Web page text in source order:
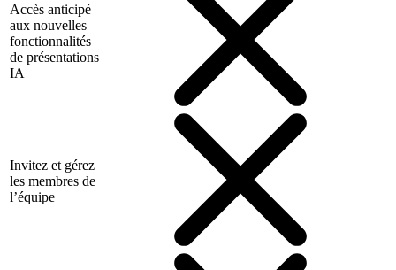
Accès anticipé
aux nouvelles
fonctionnalités
de présentations
IA
Invitez et gérez
les membres de
l’équipe